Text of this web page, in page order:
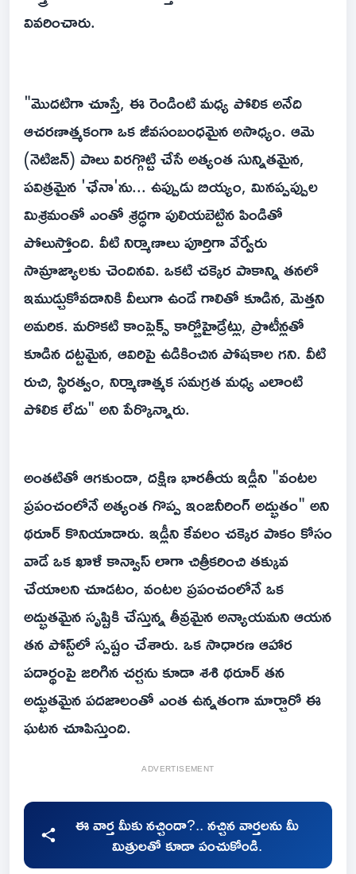
వివరించారు.
"మొదటిగా చూస్తే, ఈ రెండింటి మధ్య పోలిక అనేది
ఆచరణాత్మకంగా ఒక జీవసంబంధమైన అసాధ్యం. ఆమె
(నెటిజన్) పాలు విరగ్గొట్టి చేసే అత్యంత సున్నితమైన,
పవిత్రమైన 'ఛేనా'ను... ఉప్పుడు బియ్యం, మినప్పప్పుల
మిశ్రమంతో ఎంతో శ్రద్ధగా పులియబెట్టిన పిండితో
పోలుస్తోంది. వీటి నిర్మాణాలు పూర్తిగా వేర్వేరు
సామ్రాజ్యాలకు చెందినవి. ఒకటి చక్కెర పాకాన్ని తనలో
ఇముడ్చుకోవడానికి వీలుగా ఉండే గాలితో కూడిన, మెత్తని
అమరిక. మరొకటి కాంప్లెక్స్ కార్బోహైడ్రేట్లు, ప్రొటీన్లతో
కూడిన దట్టమైన, ఆవిరిపై ఉడికించిన పోషకాల గని. వీటి
రుచి, స్థిరత్వం, నిర్మాణాత్మక సమగ్రత మధ్య ఎలాంటి
పోలిక లేదు" అని పేర్కొన్నారు.
అంతటితో ఆగకుండా, దక్షిణ భారతీయ ఇడ్లీని "వంటల
ప్రపంచంలోనే అత్యంత గొప్ప ఇంజనీరింగ్ అద్భుతం" అని
థరూర్ కొనియాడారు. ఇడ్లీని కేవలం చక్కెర పాకం కోసం
వాడే ఒక ఖాళీ కాన్వాస్ లాగా చిత్రీకరించి తక్కువ
చేయాలని చూడటం, వంటల ప్రపంచంలోనే ఒక
అద్భుతమైన సృష్టికి చేస్తున్న తీవ్రమైన అన్యాయమని ఆయన
తన పోస్ట్‌లో స్పష్టం చేశారు. ఒక సాధారణ ఆహార
పదార్థంపై జరిగిన చర్చను కూడా శశి థరూర్ తన
అద్భుతమైన పదజాలంతో ఎంత ఉన్నతంగా మార్చారో ఈ
ఘటన చూపిస్తుంది.
ADVERTISEMENT
ఈ వార్త మీకు నచ్చిందా?.. నచ్చిన వార్తలను మీ
మిత్రులతో కూడా పంచుకోండి.